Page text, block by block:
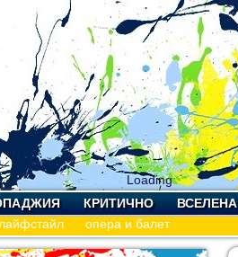
Loading
КРИТИЧНО ВСЕЛЕНА
лайфстайл опера и балет